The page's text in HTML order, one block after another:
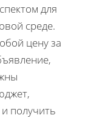
для
среде.
цену за
получить